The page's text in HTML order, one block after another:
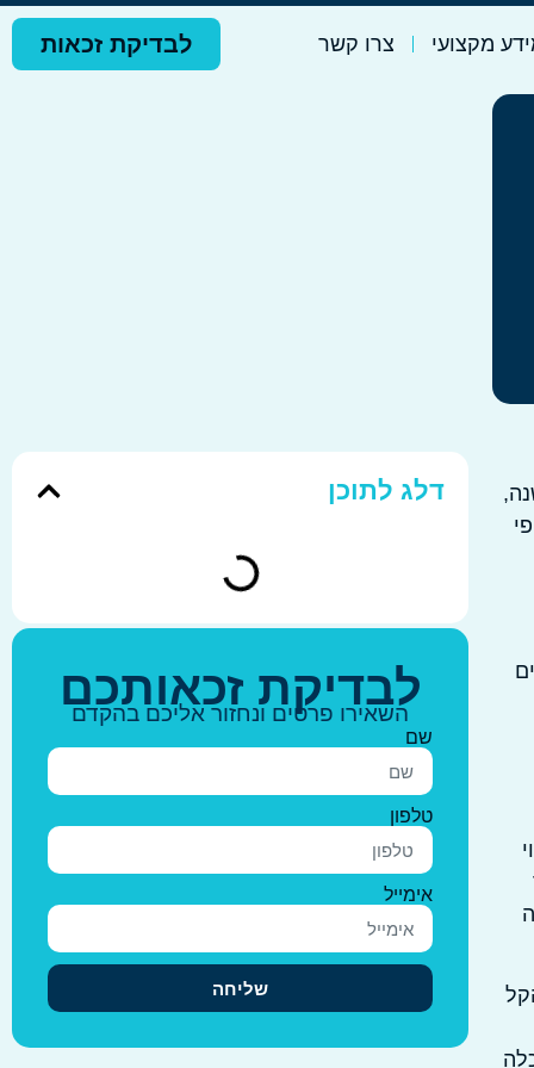
מקצועי צרו קשר לבדיקת זכאות
דלג לתוכן
לבדיקת זכאותכם
השאירו פרטים ונחזור אליכם בהקדם
שם
טלפון
אימייל
שליחה